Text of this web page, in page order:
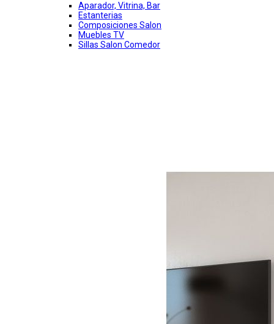
Aparador, Vitrina, Bar
Estanterias
Composiciones Salon
Muebles TV
Sillas Salon Comedor